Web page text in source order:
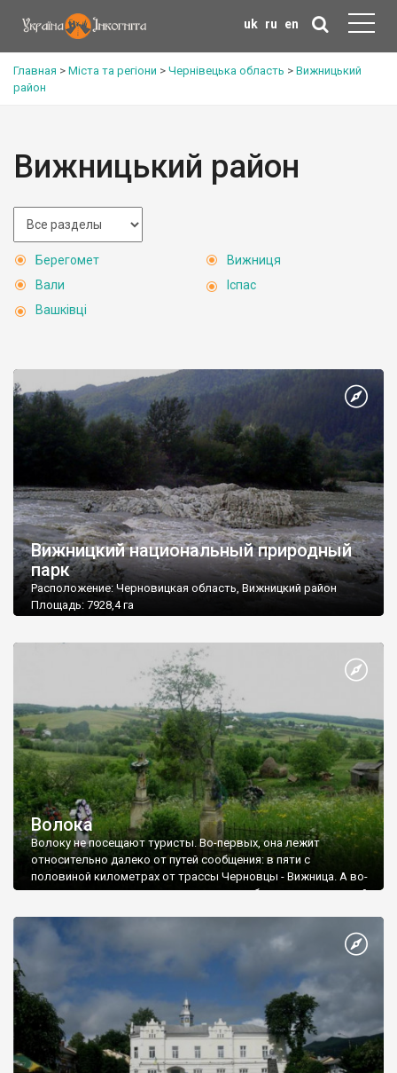
uk ru en
Главная > Міста та регіони > Чернівецька область > Вижницький
район
Вижницький район
Берегомет
Вали
Вашківці
Вижниця
Іспас
Вижницкий национальный природный
парк
Расположение: Черновицкая область, Вижницкий район
Площадь: 7928,4 га
Почтовый адрес: 59233, Черновицкая область, Вижницкий р-
н, пгт. Берегомет ул. Центральная, 27а
Тел./факс: (03730) 3-69-06, тел. 3-60-52, 3-63-49
e-mail: npbland@cv.ukrtel.net
Волока
Волоку не посещают туристы. Во-первых, она лежит
относительно далеко от путей сообщения: в пяти с
половиной километрах от трассы Черновцы - Вижница. А во-
вторых, дорога сюда ну очень сложная: более чем на второй